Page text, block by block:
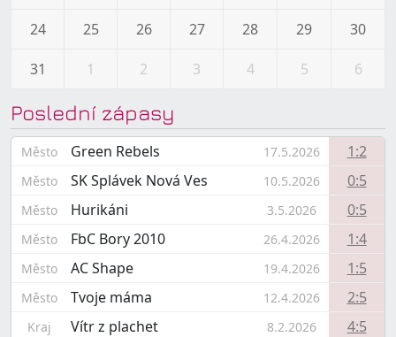
24 25 26 27 28 29 30
31 1 2 3 4 5 6
Poslední zápasy
Město Green Rebels 17.5.2026 1:2
Město SK Splávek Nová Ves 10.5.2026 0:5
Město Hurikáni 3.5.2026 0:5
Město FbC Bory 2010 26.4.2026 1:4
Město AC Shape 19.4.2026 1:5
Město Tvoje máma 12.4.2026 2:5
Kraj Vítr z plachet 8.2.2026 4:5